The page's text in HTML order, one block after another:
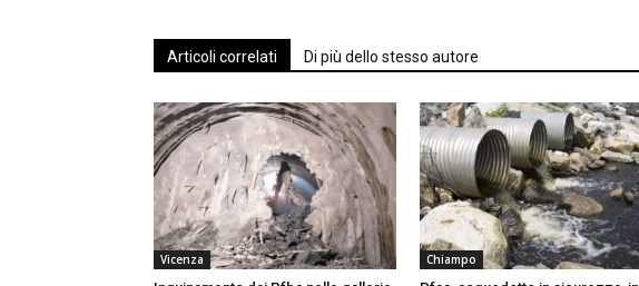
Articoli correlati Di più dello stesso autore
Vicenza Chiampo